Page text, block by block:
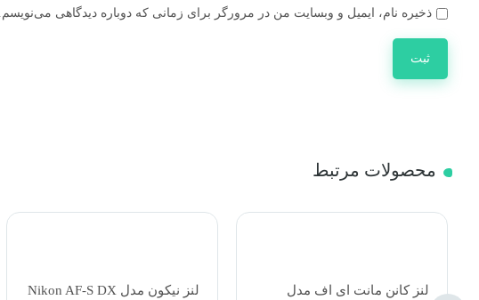
ذخیره نام، ایمیل و وبسایت من در مرورگر برای زمانی که دوباره دیدگاهی می‌نویسم.
محصولات مرتبط
لنز کانن مانت ای اف مدل
لنز نیکون مدل Nikon AF-S DX